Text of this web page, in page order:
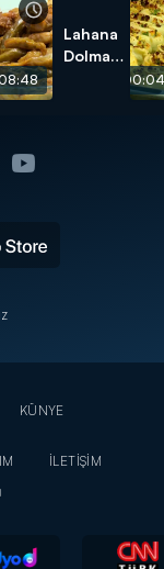
Lahana
Dolması
KÜNYE
İLETİŞİM